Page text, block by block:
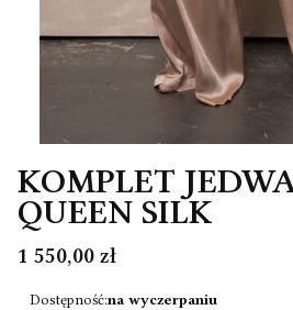
KOMPLET
QUEEN SILK
Cena
1 550,00 zł
Dostępność:na wyczerpaniu